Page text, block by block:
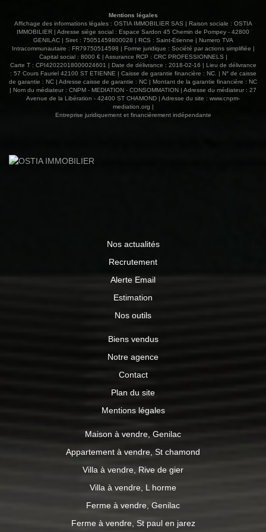
ETIENNE 482 048 766 www.ostiaimmobilier.fr 04 77 52 88
80 Les informations sur les risques auxquels ce bien est
exposé sont disponibles sur le site Géorisques :
www.georisques.gouv.fr
Mentions légales
Affichage des informations légales : OSTIA IMMOBILIER SAS | Raison sociale : OSTIA
IMMOBILIER | Adresse siège social : Espace Sardon 45 Chemin de Pompey - 42800
GENILAC | Siret : 75051459800028 | RCS : Saint-Etienne | Numero TVA
Intracommunautaire : FR79750514598 | Forme juridique : Société par actions simplifiée |
Capital social : 8000 € | Assurance RCP : CRC PROFESSIONNELS |
Carte T : CPI42022018000024601 | Date de délivrance : 2018-02-16 | Lieu de délivrance
: 57 Cours Fauriel 42100 ST ETIENNE | Caisse de garantie financière : NC. | N° de caisse
de garantie : NC | Adresse caisse de garantie : NC | Montant de la garantie financière : NC
| Nom du médiateur : CNPM - MEDIATION - CONSOMMATION | Adresse du médiateur : 27
Avenue de la Libération - 42400 ST CHAMOND | Adresse du site : www.cnpm-
mediation.org
Entreprise juridiquement et financièrement indépendante
Nos actualités
Recrutement
Alerte Email
Estimation
Nos outils
Biens vendus
Notre agence
Contact
Plan du site
Mentions légales
Maison à vendre, Genilac
Appartement à vendre, St chamond
Villa à vendre, Rive de gier
Villa à vendre, L horme
Ferme à vendre, Genilac
Ferme à vendre, St paul en jarez